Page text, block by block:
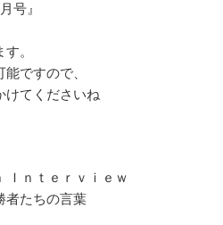
号』
。
ですので、
けてくださいね
Ｉｎｔｅｒｖｉｅｗ
者たちの言葉